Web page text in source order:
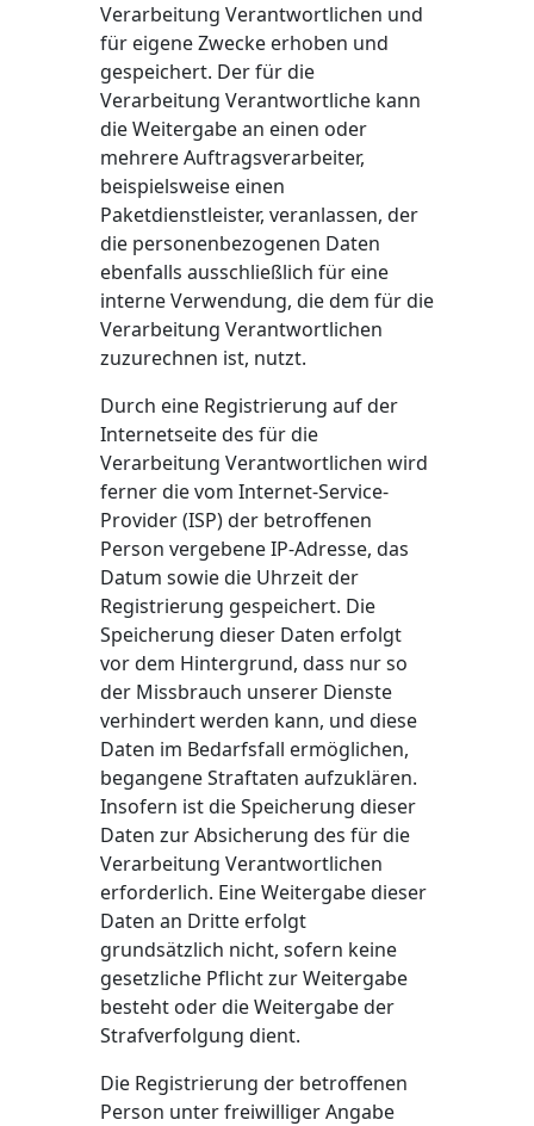
Verarbeitung Verantwortlichen und
für eigene Zwecke erhoben und
gespeichert. Der für die
Verarbeitung Verantwortliche kann
die Weitergabe an einen oder
mehrere Auftragsverarbeiter,
beispielsweise einen
Paketdienstleister, veranlassen, der
die personenbezogenen Daten
ebenfalls ausschließlich für eine
interne Verwendung, die dem für die
Verarbeitung Verantwortlichen
zuzurechnen ist, nutzt.
Durch eine Registrierung auf der
Internetseite des für die
Verarbeitung Verantwortlichen wird
ferner die vom Internet-Service-
Provider (ISP) der betroffenen
Person vergebene IP-Adresse, das
Datum sowie die Uhrzeit der
Registrierung gespeichert. Die
Speicherung dieser Daten erfolgt
vor dem Hintergrund, dass nur so
der Missbrauch unserer Dienste
verhindert werden kann, und diese
Daten im Bedarfsfall ermöglichen,
begangene Straftaten aufzuklären.
Insofern ist die Speicherung dieser
Daten zur Absicherung des für die
Verarbeitung Verantwortlichen
erforderlich. Eine Weitergabe dieser
Daten an Dritte erfolgt
grundsätzlich nicht, sofern keine
gesetzliche Pflicht zur Weitergabe
besteht oder die Weitergabe der
Strafverfolgung dient.
Die Registrierung der betroffenen
Person unter freiwilliger Angabe